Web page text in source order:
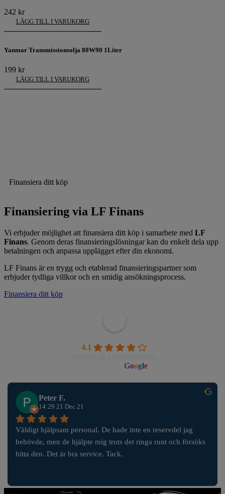
242 kr
LÄGG TILL I VARUKORG
Yanmar Transmissionsolja 80W90 1Liter
199 kr
LÄGG TILL I VARUKORG
Finansiera ditt köp
Finansiering via LF Finans
Vi erbjuder möjlighet att finansiera ditt köp i samarbete med LF
Finans. Genom deras finansieringslösningar kan du enkelt dela upp
betalningen och anpassa upplägget efter din ekonomi.
LF Finans är en trygg och etablerad finansieringspartner som
erbjuder tydliga villkor och en smidig ansökningsprocess.
Finansiera ditt köp
4.1
Google
Peter F.
14:29 21 Dec 21
Väldigt hjälpsam personal. De hade inte en reservdel jag
behövde, men de hjälpte mig trots det ringa runt och försöks
hitta den. Det är bra service. Tack.